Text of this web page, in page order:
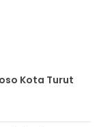
Kota Turut